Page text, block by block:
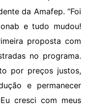
da Amafep. “Foi
e tudo mudou!
proposta com
no programa.
por preços justos,
e permanecer
cresci com meus